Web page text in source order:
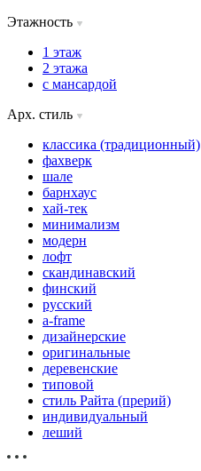
Этажность
1 этаж
2 этажа
с мансардой
Арх. стиль
классика (традиционный)
фахверк
шале
барнхаус
хай-тек
минимализм
модерн
лофт
скандинавский
финский
русский
a-frame
дизайнерские
оригинальные
деревенские
типовой
стиль Райта (прерий)
индивидуальный
леший